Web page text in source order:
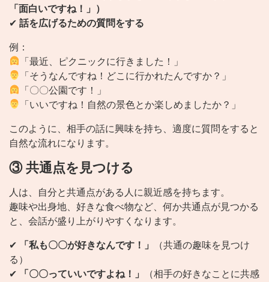
「面白いですね！」）
✔ 話を広げるための質問をする
例：
「最近、ピクニックに行きました！」
「そうなんですね！どこに行かれたんですか？」
「〇〇公園です！」
「いいですね！自然の景色とか楽しめましたか？」
このように、相手の話に興味を持ち、適度に質問をすると
自然な流れになります。
③ 共通点を見つける
人は、自分と共通点がある人に親近感を持ちます。
趣味や出身地、好きな食べ物など、何か共通点が見つかる
と、会話が盛り上がりやすくなります。
✔ 「私も〇〇が好きなんです！」
（共通の趣味を見つけ
る）
✔
「〇〇っていいですよね！」
（相手の好きなことに共感